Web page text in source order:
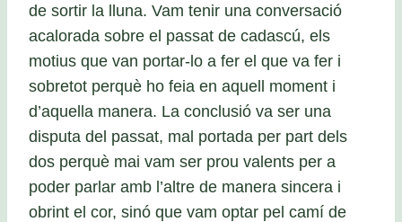
de sortir la lluna. Vam tenir una conversació
acalorada sobre el passat de cadascú, els
motius que van portar-lo a fer el que va fer i
sobretot perquè ho feia en aquell moment i
d’aquella manera. La conclusió va ser una
disputa del passat, mal portada per part dels
dos perquè mai vam ser prou valents per a
poder parlar amb l’altre de manera sincera i
obrint el cor, sinó que vam optar pel camí de